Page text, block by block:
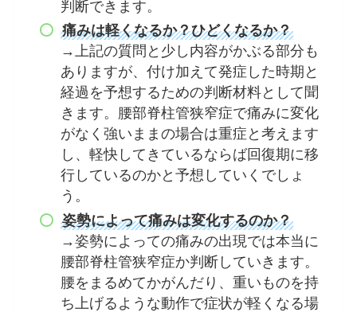
判断できます。
痛みは軽くなるか？ひどくなるか？
→上記の質問と少し内容がかぶる部分も
ありますが、付け加えて発症した時期と
経過を予想するための判断材料として聞
きます。腰部脊柱管狭窄症で痛みに変化
がなく強いままの場合は重症と考えます
し、軽快してきているならば回復期に移
行しているのかと予想していくでしょ
う。
姿勢によって痛みは変化するのか？
→姿勢によっての痛みの出現では本当に
腰部脊柱管狭窄症か判断していきます。
腰をまるめてかがんだり、重いものを持
ち上げるような動作で症状が軽くなる場